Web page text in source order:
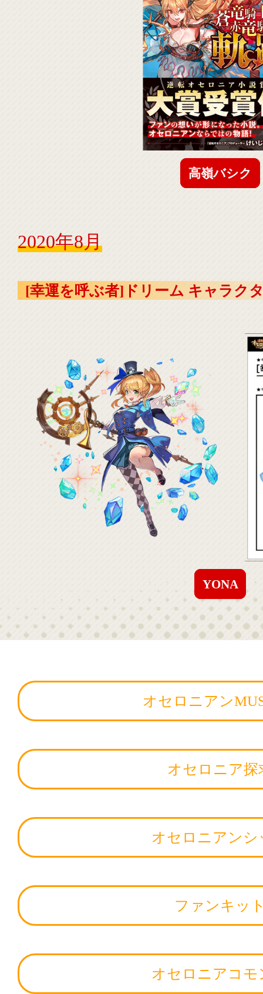
高嶺バシク
2020年8月
[幸運を呼ぶ者]ドリーム キャラク
YONA
オセロニアン
オセロニア探
オセロニアンシ
ファンキッ
オセロニアコモ